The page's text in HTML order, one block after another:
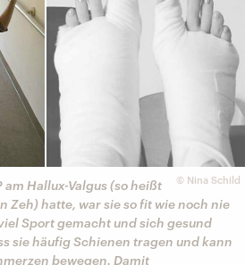
© Nina Schild
am Hallux-Valgus (so heißt
Zeh) hatte, war sie so fit wie noch nie
Sport gemacht und sich gesund
sie häufig Schienen tragen und kann
bewegen. Damit